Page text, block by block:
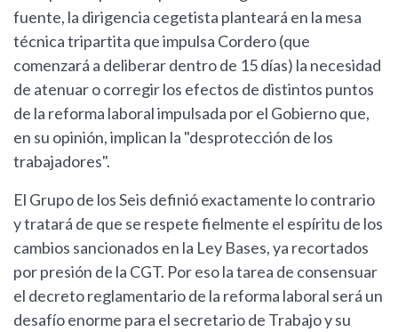
fuente, la dirigencia cegetista planteará en la mesa
técnica tripartita que impulsa Cordero (que
comenzará a deliberar dentro de 15 días) la necesidad
de atenuar o corregir los efectos de distintos puntos
de la reforma laboral impulsada por el Gobierno que,
en su opinión, implican la "desprotección de los
trabajadores".
El Grupo de los Seis definió exactamente lo contrario
y tratará de que se respete fielmente el espíritu de los
cambios sancionados en la Ley Bases, ya recortados
por presión de la CGT. Por eso la tarea de consensuar
el decreto reglamentario de la reforma laboral será un
desafío enorme para el secretario de Trabajo y su